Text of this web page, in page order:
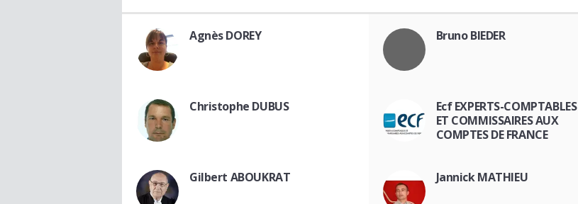
Agnès DOREY Bruno BIEDER
Christophe DUBUS
Ecf EXPERTS-COMPTABLES
ET COMMISSAIRES AUX
COMPTES DE FRANCE
Gilbert ABOUKRAT Jannick MATHIEU